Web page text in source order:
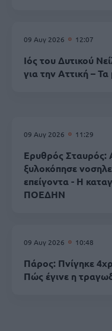
09 Αυγ 2026 12:07
Ιός του Δυτικού
για την Αττική –
09 Αυγ 2026 11:29
Ερυθρός Σταυρός:
ξυλοκόπησε
επείγοντα - Η
ΠΟΕΔΗΝ
09 Αυγ 2026 10:48
Πάρος: Πνίγηκε
Πώς έγινε η